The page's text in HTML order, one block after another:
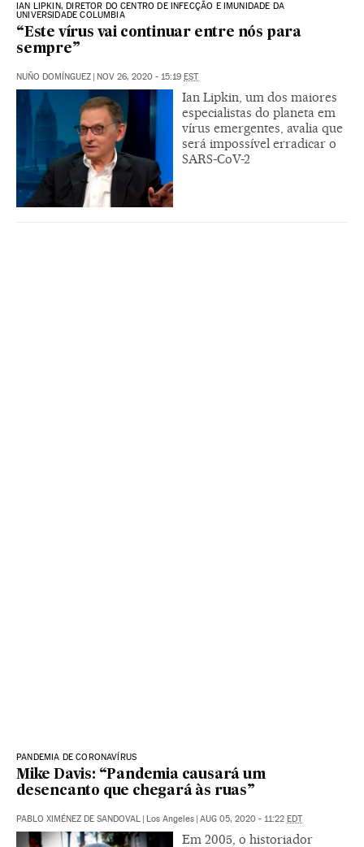
IAN LIPKIN, DIRETOR DO CENTRO DE INFECÇÃO E IMUNIDADE DA
UNIVERSIDADE COLUMBIA
“Este vírus vai continuar entre nós para
sempre”
NUÑO DOMÍNGUEZ NOV 26, 2020 - 15:19 EST
Ian Lipkin, um dos maiores
especialistas do planeta em
vírus emergentes, avalia que
será impossível erradicar o
SARS-CoV-2
PANDEMIA DE CORONAVÍRUS
Mike Davis: “Pandemia causará um
desencanto que chegará às ruas”
PABLO XIMÉNEZ DE SANDOVAL Los Angeles AUG 05, 2020 - 11:22 EDT
Em 2005, o historiador